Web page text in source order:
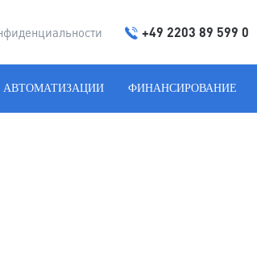
+49 2203 89 599 0
АВТОМАТИЗАЦИИ ФИНАНСИРОВАНИЕ